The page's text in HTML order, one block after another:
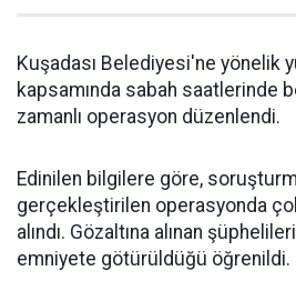
Kuşadası Belediyesi'ne yönelik
kapsamında sabah saatlerinde
zamanlı operasyon düzenlendi.
Edinilen bilgilere göre,
gerçekleştirilen operasyonda
alındı. Gözaltına alınan
emniyete götürüldüğü öğrenildi.